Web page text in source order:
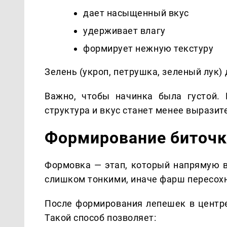
дает насыщенный вкус
удерживает влагу
формирует нежную текстуру
Зелень (укроп, петрушка, зеленый
Важно, чтобы начинка была густой.
структура и вкус станет менее
Формирование
Формовка — этап, который напрямую
слишком тонкими, иначе фарш
После формирования лепешек в
Такой способ позволяет: